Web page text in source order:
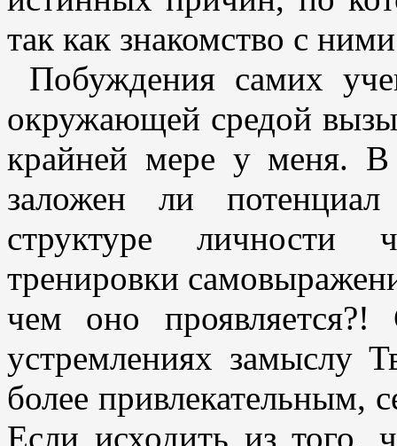
так как знакомство с
Побуждения самих
окружающей средой
крайней мере у меня. В
заложен ли
структуре личности
тренировки
чем оно
устремлениях замыслу
более привлекательным,
Если исходить из того,